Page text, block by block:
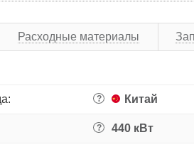
Расходные материалы
? Китай
? 440 кВт